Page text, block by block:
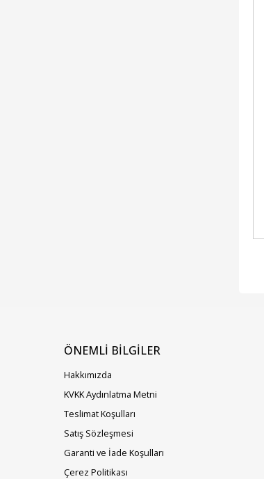
ÖNEMLİ BİLGİLER
Hakkımızda
KVKK Aydınlatma Metni
Teslimat Koşulları
Satış Sözleşmesi
Garanti ve İade Koşulları
Çerez Politikası